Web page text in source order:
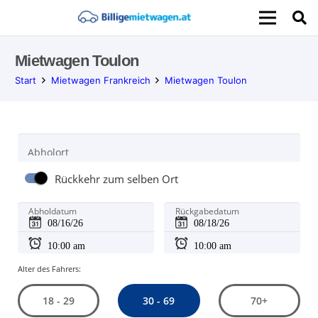
Mietwagen Toulon
Start Mietwagen Frankreich Mietwagen Toulon
Abholort
Rückkehr zum selben Ort
Abholdatum Rückgabedatum
Alter des Fahrers:
18 - 29 30 - 69 70+